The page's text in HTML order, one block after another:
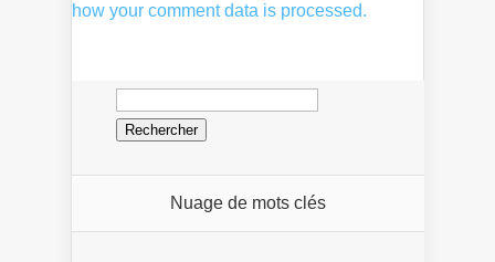
how your comment data is processed.
Rechercher :
Nuage de mots clés